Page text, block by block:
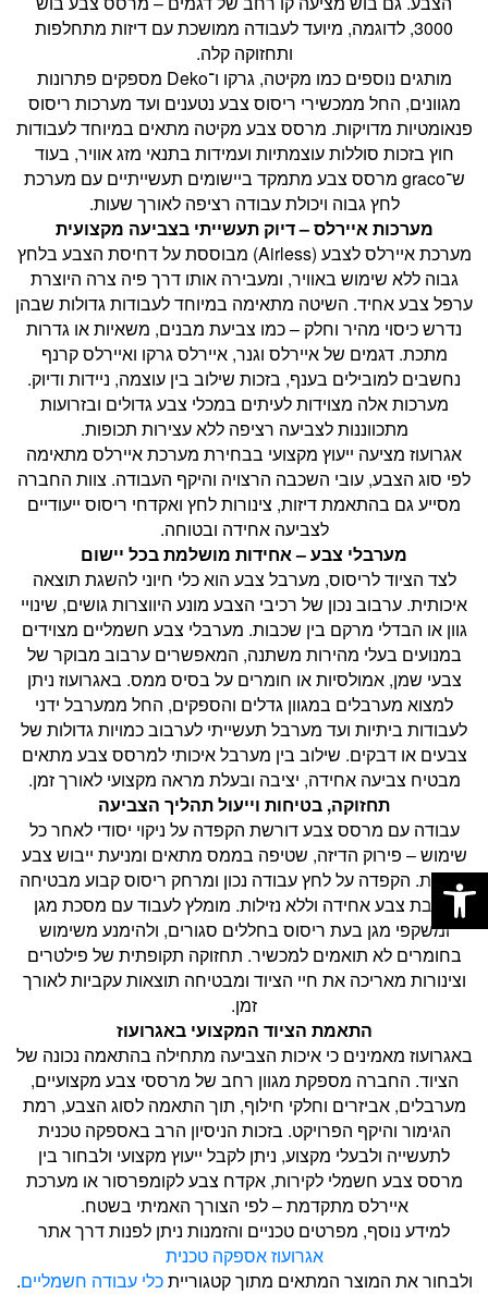
3000, לדוגמה, מיועד לעבודה ממושכת עם דיזות מתחלפות
ותחזוקה קלה.
מותגים נוספים כמו מקיטה, גרקו ו־Deko מספקים פתרונות
מגוונים, החל ממכשירי ריסוס צבע נטענים ועד מערכות ריסוס
פנאומטיות מדויקות. מרסס צבע מקיטה מתאים במיוחד לעבודות
חוץ בזכות סוללות עוצמתיות ועמידות בתנאי מזג אוויר, בעוד
ש־graco מרסס צבע מתמקד ביישומים תעשייתיים עם מערכת
לחץ גבוה ויכולת עבודה רציפה לאורך שעות.
מערכות איירלס – דיוק תעשייתי בצביעה מקצועית
מערכת איירלס לצבע (Airless) מבוססת על דחיסת הצבע בלחץ
גבוה ללא שימוש באוויר, ומעבירה אותו דרך פיה צרה היוצרת
ערפל צבע אחיד. השיטה מתאימה במיוחד לעבודות גדולות שבהן
נדרש כיסוי מהיר וחלק – כמו צביעת מבנים, משאיות או גדרות
מתכת. דגמים של איירלס וגנר, איירלס גרקו ואיירלס קרנף
נחשבים למובילים בענף, בזכות שילוב בין עוצמה, ניידות ודיוק.
מערכות אלה מצוידות לעיתים במכלי צבע גדולים ובזרועות
מתכווננות לצביעה רציפה ללא עצירות תכופות.
אגרועוז מציעה ייעוץ מקצועי בבחירת מערכת איירלס מתאימה
לפי סוג הצבע, עובי השכבה הרצויה והיקף העבודה. צוות החברה
מסייע גם בהתאמת דיזות, צינורות לחץ ואקדחי ריסוס ייעודיים
לצביעה אחידה ובטוחה.
מערבלי צבע – אחידות מושלמת בכל יישום
לצד הציוד לריסוס, מערבל צבע הוא כלי חיוני להשגת תוצאה
איכותית. ערבוב נכון של רכיבי הצבע מונע היווצרות גושים, שינויי
גוון או הבדלי מרקם בין שכבות. מערבלי צבע חשמליים מצוידים
במנועים בעלי מהירות משתנה, המאפשרים ערבוב מבוקר של
צבעי שמן, אמולסיות או חומרים על בסיס ממס. באגרועוז ניתן
למצוא מערבלים במגוון גדלים והספקים, החל ממערבל ידני
לעבודות ביתיות ועד מערבל תעשייתי לערבוב כמויות גדולות של
צבעים או דבקים. שילוב בין מערבל איכותי למרסס צבע מתאים
מבטיח צביעה אחידה, יציבה ובעלת מראה מקצועי לאורך זמן.
תחזוקה, בטיחות וייעול תהליך הצביעה
עבודה עם מרסס צבע דורשת הקפדה על ניקוי יסודי לאחר כל
שימוש – פירוק הדיזה, שטיפה בממס מתאים ומניעת ייבוש צבע
בצנרת. הקפדה על לחץ עבודה נכון ומרחק ריסוס קבוע מבטיחה
שכבת צבע אחידה וללא נזילות. מומלץ לעבוד עם מסכת מגן
ומשקפי מגן בעת ריסוס בחללים סגורים, ולהימנע משימוש
בחומרים לא תואמים למכשיר. תחזוקה תקופתית של פילטרים
וצינורות מאריכה את חיי הציוד ומבטיחה תוצאות עקביות לאורך
זמן.
התאמת הציוד המקצועי באגרועוז
באגרועוז מאמינים כי איכות הצביעה מתחילה בהתאמה נכונה של
הציוד. החברה מספקת מגוון רחב של מרססי צבע מקצועיים,
מערבלים, אביזרים וחלקי חילוף, תוך התאמה לסוג הצבע, רמת
הגימור והיקף הפרויקט. בזכות הניסיון הרב באספקה טכנית
לתעשייה ולבעלי מקצוע, ניתן לקבל ייעוץ מקצועי ולבחור בין
מרסס צבע חשמלי לקירות, אקדח צבע לקומפרסור או מערכת
איירלס מתקדמת – לפי הצורך האמיתי בשטח.
למידע נוסף, מפרטים טכניים והזמנות ניתן לפנות דרך אתר
אגרועוז אספקה טכנית
ולבחור את המוצר המתאים מתוך קטגורייתכלי עבודה חשמליים.
פתח סרגל נגישות